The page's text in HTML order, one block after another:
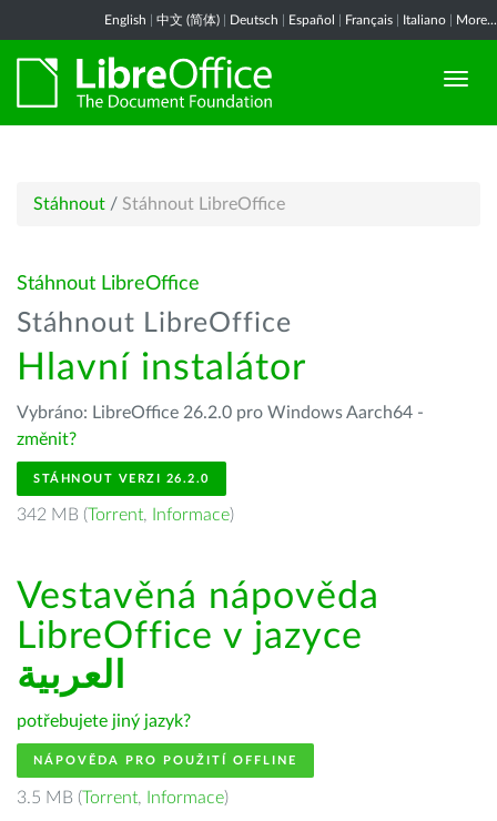
English 中文 (简体) Deutsch Español Français Italiano More...
Stáhnout / Stáhnout LibreOffice
Stáhnout LibreOffice
Stáhnout LibreOffice
Hlavní instalátor
Vybráno: LibreOffice 26.2.0 pro Windows Aarch64 -
změnit?
STÁHNOUT VERZI 26.2.0
342 MB (Torrent, Informace)
Vestavěná nápověda
LibreOffice v jazyce
العربية
potřebujete jiný jazyk?
NÁPOVĚDA PRO POUŽITÍ OFFLINE
3.5 MB (Torrent, Informace)